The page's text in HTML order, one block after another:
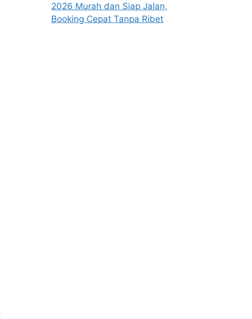
2026 Murah dan Siap Jalan,
Booking Cepat Tanpa Ribet